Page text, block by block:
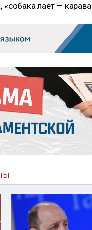
«собака лает —